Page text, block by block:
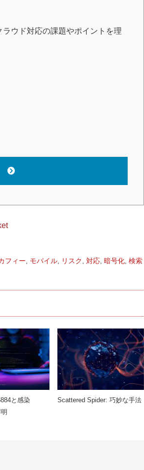
ウド対応の課題やポイントを理
フィー モバイル リスク 対応 暗号化 検索
と感染
Scattered Spider: 巧妙な手法